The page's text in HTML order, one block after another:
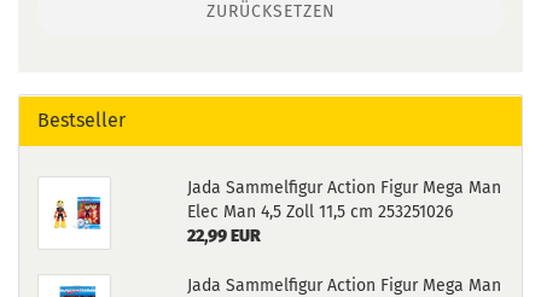
ZURÜCKSETZEN
Bestseller
Jada Sammelfigur Action Figur Mega Man
Elec Man 4,5 Zoll 11,5 cm 253251026
22,99 EUR
Jada Sammelfigur Action Figur Mega Man